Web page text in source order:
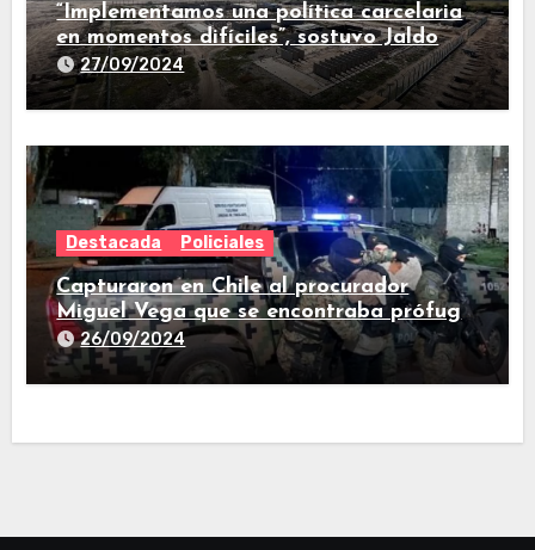
“Implementamos una política carcelaria
en momentos difíciles”, sostuvo Jaldo
27/09/2024
Destacada Policiales
Capturaron en Chile al procurador
Miguel Vega que se encontraba prófugo
desde el 2.023
26/09/2024